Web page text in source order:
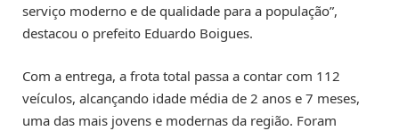
serviço moderno e de qualidade para a população”,
destacou o prefeito Eduardo Boigues.
Com a entrega, a frota total passa a contar com 112
veículos, alcançando idade média de 2 anos e 7 meses,
uma das mais jovens e modernas da região. Foram